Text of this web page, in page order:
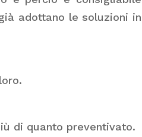
adottano le soluzioni in
di quanto preventivato.